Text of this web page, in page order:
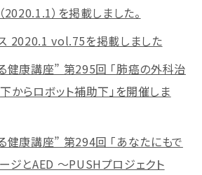
2020.1.1）を掲載しました。
2020.1 vol.75を掲載しました
健康講座” 第295回 「肺癌の外科治
からロボット補助下」を開催しま
健康講座” 第294回 「あなたにもで
ジとAED ～PUSHプロジェクト